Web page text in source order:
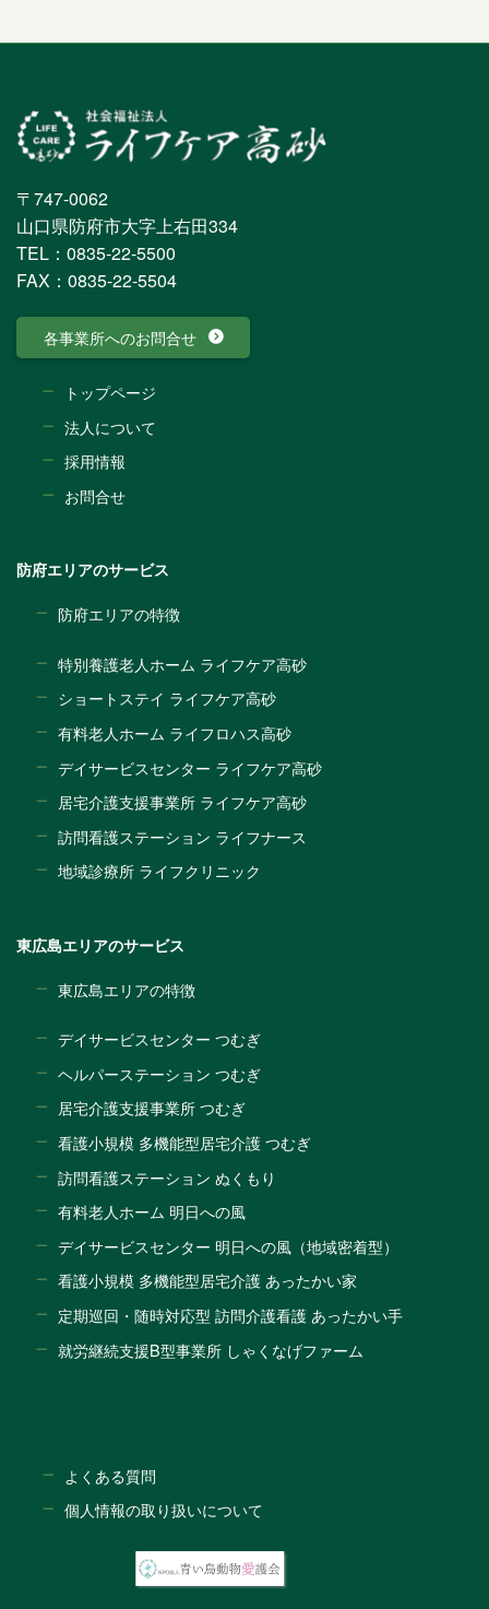
〒747-0062
山口県防府市大字上右田334
TEL：0835-22-5500
FAX：0835-22-5504
各事業所へのお問合せ
トップページ
法人について
採用情報
お問合せ
防府エリアのサービス
防府エリアの特徴
特別養護老人ホーム ライフケア高砂
ショートステイ ライフケア高砂
有料老人ホーム ライフロハス高砂
デイサービスセンター ライフケア高砂
居宅介護支援事業所 ライフケア高砂
訪問看護ステーション ライフナース
地域診療所 ライフクリニック
東広島エリアのサービス
東広島エリアの特徴
デイサービスセンター つむぎ
ヘルパーステーション つむぎ
居宅介護支援事業所 つむぎ
看護小規模 多機能型居宅介護 つむぎ
訪問看護ステーション ぬくもり
有料老人ホーム 明日への風
デイサービスセンター 明日への風（地域密着型）
看護小規模 多機能型居宅介護 あったかい家
定期巡回・随時対応型 訪問介護看護 あったかい手
就労継続支援B型事業所 しゃくなげファーム
よくある質問
個人情報の取り扱いについて